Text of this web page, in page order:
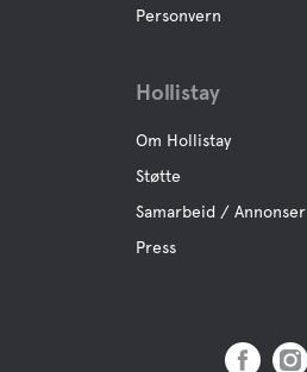
Personvern
Hollistay
Om Hollistay
Støtte
Samarbeid / Annonser
Press